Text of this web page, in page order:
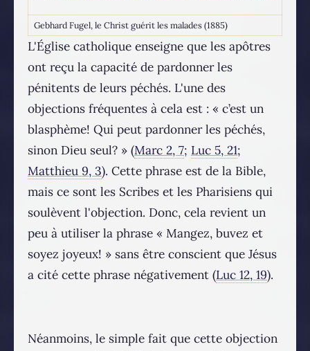
Gebhard Fugel, le Christ guérit les malades (1885)
L'Église catholique enseigne que les apôtres
ont reçu la capacité de pardonner les
pénitents de leurs péchés. L'une des
objections fréquentes à cela est : « c’est un
blasphème! Qui peut pardonner les péchés,
sinon Dieu seul? » (Marc 2, 7; Luc 5, 21;
Matthieu 9, 3). Cette phrase est de la Bible,
mais ce sont les Scribes et les Pharisiens qui
soulèvent l'objection. Donc, cela revient un
peu à utiliser la phrase « Mangez, buvez et
soyez joyeux! » sans être conscient que Jésus
a cité cette phrase négativement (Luc 12, 19).
Néanmoins, le simple fait que cette objection